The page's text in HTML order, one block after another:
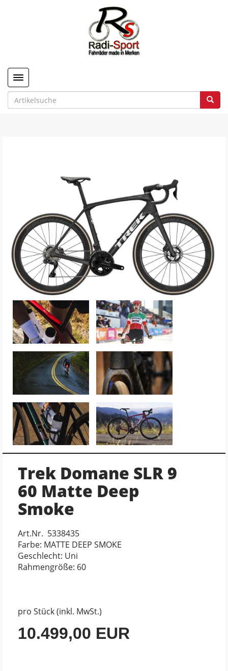
Toggle navigation
Trek Domane SLR 9
60 Matte Deep
Smoke
Art.Nr. 5338435
Farbe: MATTE DEEP SMOKE
Geschlecht: Uni
Rahmengröße: 60
pro Stück (inkl. MwSt.)
10.499,00 EUR